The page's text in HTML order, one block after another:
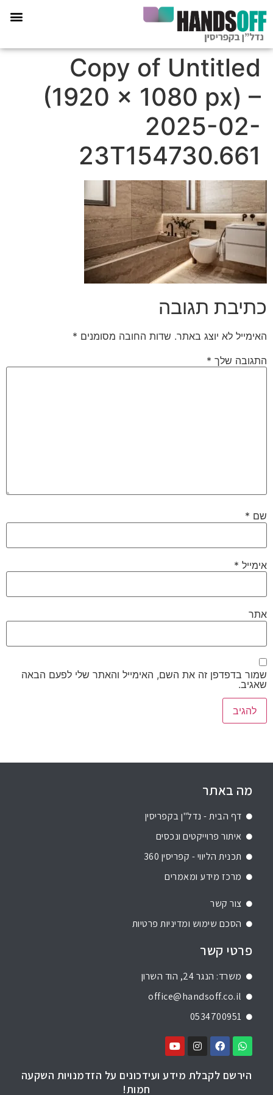
Copy of Untitled
(1920 × 1080 px) –
2025-02-
23T154730.661
כתיבת תגובה
האימייל לא יוצג באתר. שדות החובה מסומנים *
התגובה שלך *
שם *
אימייל *
אתר
שמור בדפדפן זה את השם, האימייל והאתר שלי לפעם הבאה
שאגיב.
מה באתר
דף הבית - נדל"ן בקפריסין
איתור פרוייקטים ונכסים
תכנית הליווי - קפריסין 360
מרכז מידע ומאמרים
צור קשר
הסכם שימוש ומדיניות פרטיות
פרטי קשר
משרד: הנגר 24, הוד השרון
office@handsoff.co.il
0534700951
הירשם לקבלת מידע ועידכונים על הזדמנויות השקעה
חמות!